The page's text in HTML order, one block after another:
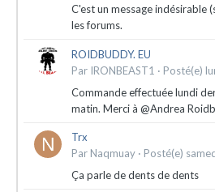
C'est un message indésirable
les forums.
ROIDBUDDY. EU
Par IRONBEAST1 · Posté(e)
Commande effectuée lundi
matin. Merci à @Andrea
Trx
Par Naqmuay · Posté(e)
Ça parle de dents de dents